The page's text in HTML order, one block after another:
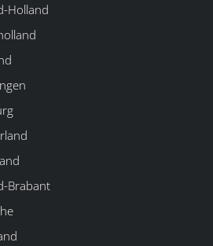
Holland
Brabant